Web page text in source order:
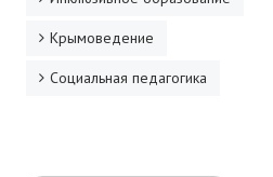
Крымоведение
Социальная педагогика